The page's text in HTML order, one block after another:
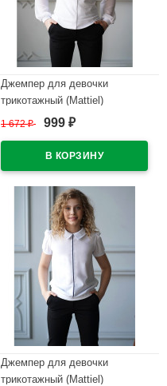
Джемпер для девочки
трикотажный (Mattiel)
длинный рукав цвет белый
34/128-44/164
1 672₽ 999 ₽
Джемпер для девочки
трикотажный (Mattiel)